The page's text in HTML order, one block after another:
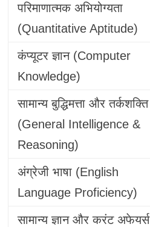
परिमाणात्मक अभियोग्यता
(Quantitative Aptitude)
कंप्यूटर ज्ञान (Computer
Knowledge)
सामान्य बुद्धिमत्ता और तर्कशक्ति
(General Intelligence &
Reasoning)
अंग्रेजी भाषा (English
Language Proficiency)
सामान्य ज्ञान और करंट अफेयर्स